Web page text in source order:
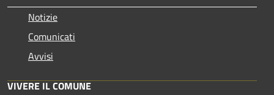
Notizie
Comunicati
Avvisi
VIVERE IL COMUNE